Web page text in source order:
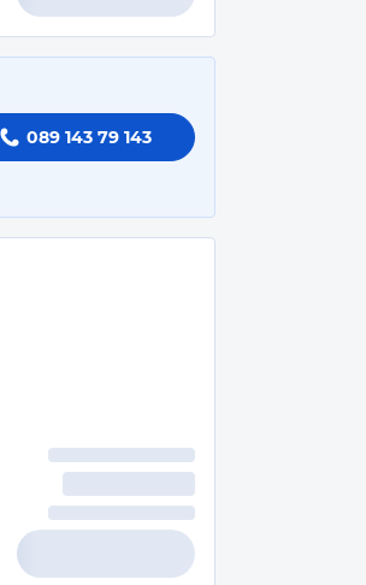
089 143 79 143